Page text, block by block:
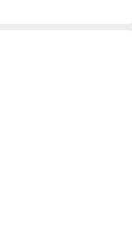
的放鬆，一條龍變